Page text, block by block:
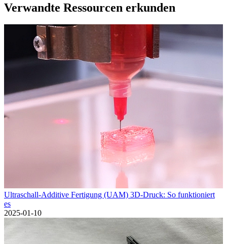
Verwandte Ressourcen erkunden
Ultraschall-Additive Fertigung (UAM) 3D-Druck: So funktioniert
es
2025-01-10